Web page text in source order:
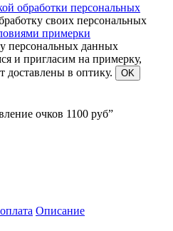
обработки персональных
своих персональных
примерки
персональных данных
и пригласим на примерку,
доставлены в оптику.
OK
очков 1100 руб”
Описание